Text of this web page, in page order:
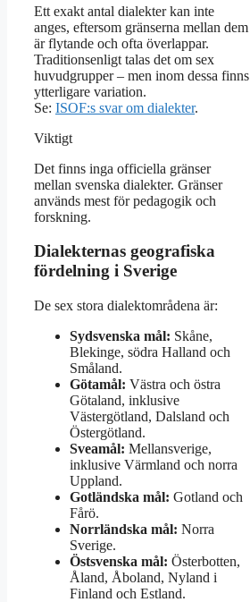
Ett exakt antal dialekter kan inte
anges, eftersom gränserna mellan dem
är flytande och ofta överlappar.
Traditionsenligt talas det om sex
huvudgrupper – men inom dessa finns
ytterligare variation.
Se: ISOF:s svar om dialekter.
Viktigt
Det finns inga officiella gränser
mellan svenska dialekter. Gränser
används mest för pedagogik och
forskning.
Dialekternas geografiska
fördelning i Sverige
De sex stora dialektområdena är:
Sydsvenska mål: Skåne,
Blekinge, södra Halland och
Småland.
Götamål: Västra och östra
Götaland, inklusive
Västergötland, Dalsland och
Östergötland.
Sveamål: Mellansverige,
inklusive Värmland och norra
Uppland.
Gotländska mål: Gotland och
Fårö.
Norrländska mål: Norra
Sverige.
Östsvenska mål: Österbotten,
Åland, Åboland, Nyland i
Finland och Estland.